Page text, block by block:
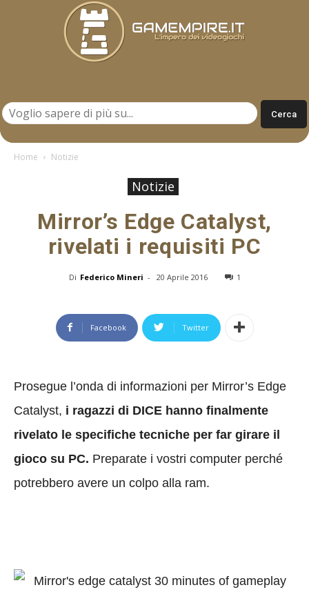
Home Notizie
Notizie
Mirror’s Edge Catalyst,
rivelati i requisiti PC
Di Federico Mineri - 20 Aprile 2016 1
Facebook Twitter
Prosegue l’onda di informazioni per Mirror’s Edge
Catalyst, i ragazzi di DICE hanno finalmente
rivelato le specifiche tecniche per far girare il
gioco su PC. Preparate i vostri computer perché
potrebbero avere un colpo alla ram.